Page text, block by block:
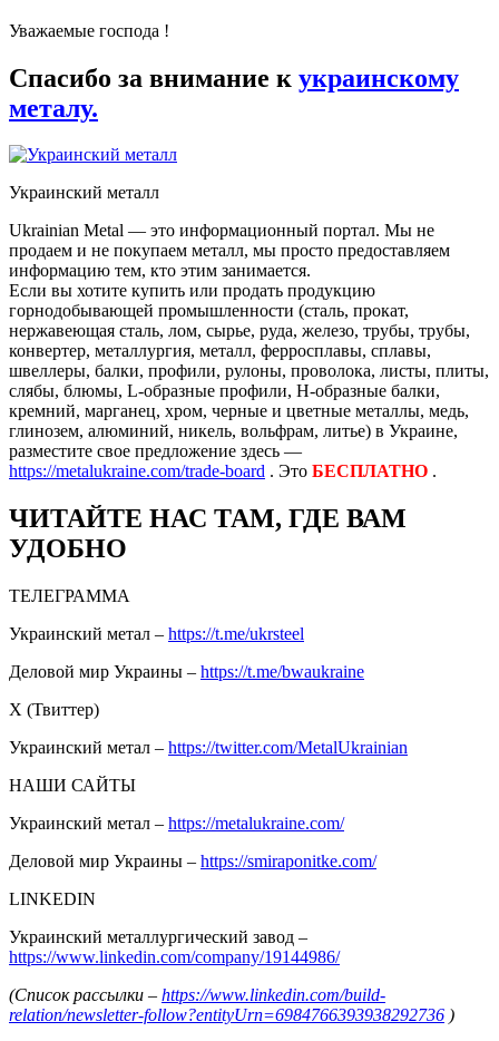
Уважаемые господа !
Спасибо за внимание к украинскому
металу.
Украинский металл
Ukrainian Metal — это информационный портал. Мы не
продаем и не покупаем металл, мы просто предоставляем
информацию тем, кто этим занимается.
Если вы хотите купить или продать продукцию
горнодобывающей промышленности (сталь, прокат,
нержавеющая сталь, лом, сырье, руда, железо, трубы, трубы,
конвертер, металлургия, металл, ферросплавы, сплавы,
швеллеры, балки, профили, рулоны, проволока, листы, плиты,
слябы, блюмы, L-образные профили, H-образные балки,
кремний, марганец, хром, черные и цветные металлы, медь,
глинозем, алюминий, никель, вольфрам, литье) в Украине,
разместите свое предложение здесь —
https://metalukraine.com/trade-board . Это БЕСПЛАТНО .
ЧИТАЙТЕ НАС ТАМ, ГДЕ ВАМ
УДОБНО
ТЕЛЕГРАММА
Украинский метал – https://t.me/ukrsteel
Деловой мир Украины – https://t.me/bwaukraine
Х (Твиттер)
Украинский метал – https://twitter.com/MetalUkrainian
НАШИ САЙТЫ
Украинский метал – https://metalukraine.com/
Деловой мир Украины – https://smiraponitke.com/
LINKEDIN
Украинский металлургический завод –
https://www.linkedin.com/company/19144986/
(Список рассылки – https://www.linkedin.com/build-
relation/newsletter-follow?entityUrn=6984766393938292736 )